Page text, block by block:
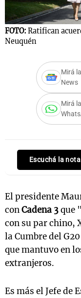
FOTO: Ratifican
Neuquén
Mirá
News
Mirá
Escuchá la nota
El presidente
conCadena 3que
con su par chino,
la Cumbre del
que mantuvo en
extranjeros.
Es más el Jefe de